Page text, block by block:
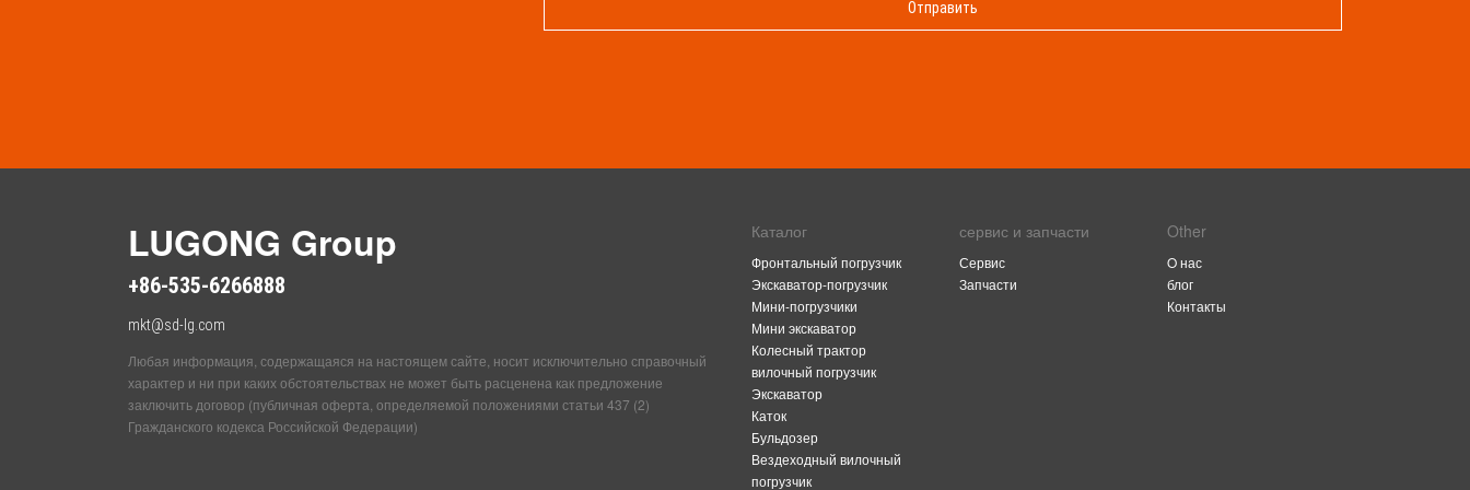
LUGONG Group
+86-535-6266888
mkt@sd-lg.com
Любая информация, содержащаяся на настоящем сайте, носит исключительно справочный
характер и ни при каких обстоятельствах не может быть расценена как предложение
заключить договор (публичная оферта, определяемой положениями статьи 437 (2)
Гражданского кодекса Российской Федерации)
Каталог
Фронтальный погрузчик
Экскаватор-погрузчик
Мини-погрузчики
Мини экскаватор
Колесный трактор
вилочный погрузчик
Экскаватор
Каток
Бульдозер
Вездеходный вилочный
погрузчик
сервис и запчасти
Сервис
Запчасти
Other
O нас
блог
Контакты